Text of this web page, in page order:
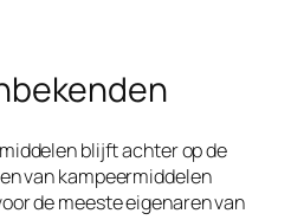
blijft achter op de
van kampeermiddelen
de meeste eigenaren van